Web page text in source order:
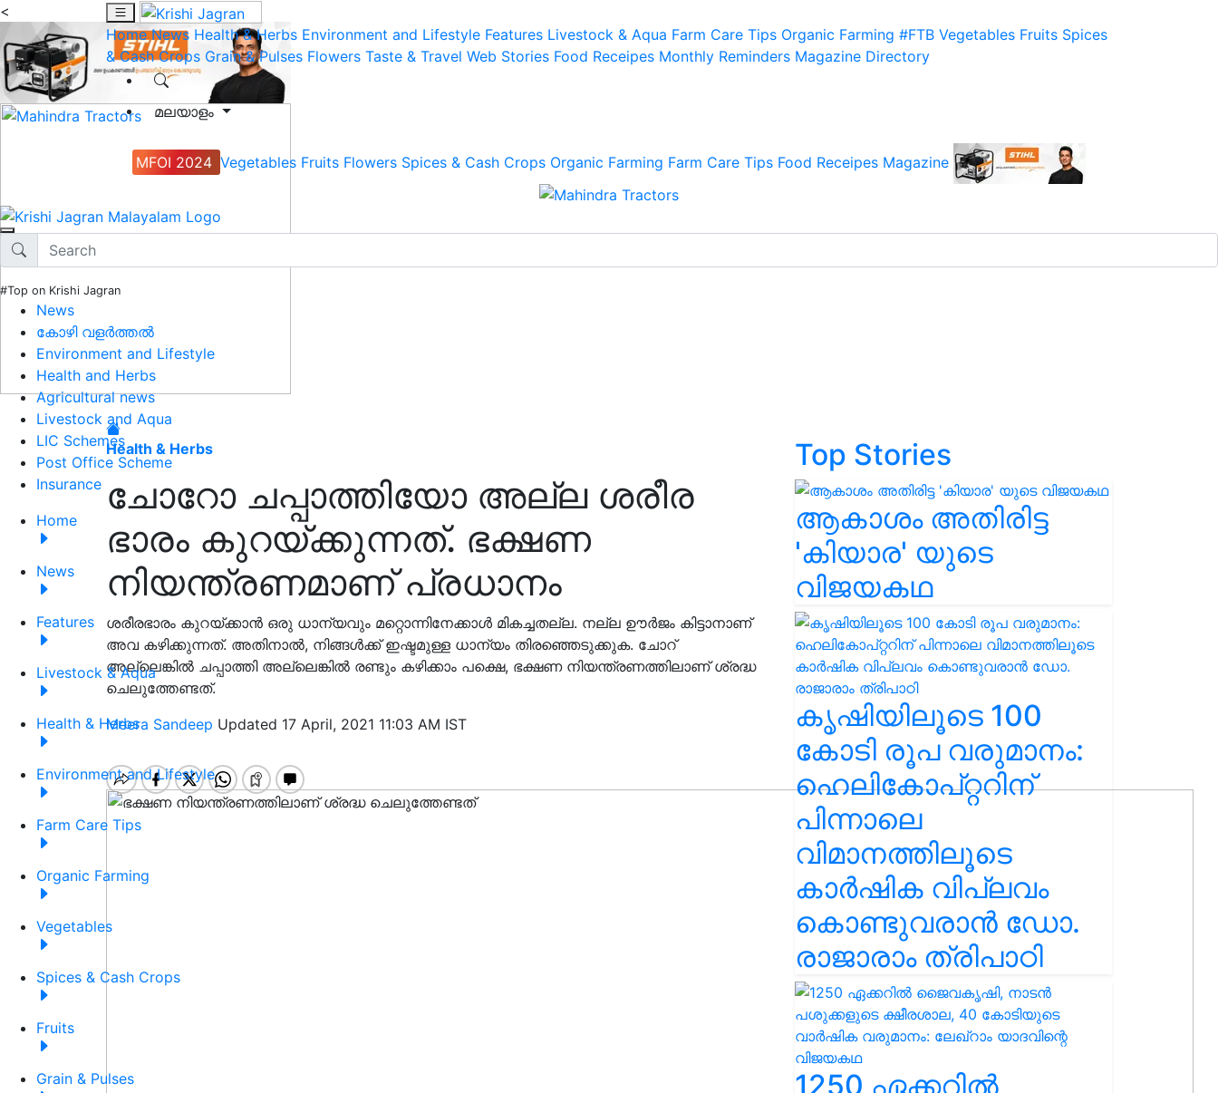
<
Home News Health & Herbs Environment and Lifestyle Features Livestock & Aqua Farm Care Tips Organic Farming #FTB Vegetables Fruits Spices
& Cash Crops Grain & Pulses Flowers Taste & Travel Web Stories Food Receipes Monthly Reminders Magazine Directory
മലയാളം
MFOI 2024 Vegetables Fruits Flowers Spices & Cash Crops Organic Farming Farm Care Tips Food Receipes Magazine
#Top on Krishi Jagran
News
കോഴി വളർത്തൽ
Environment and Lifestyle
Health and Herbs
Agricultural news
Livestock and Aqua
LIC Schemes
Post Office Scheme
Insurance
Home
News
Features
Livestock & Aqua
Health & Herbs
Environment and Lifestyle
Farm Care Tips
Organic Farming
Vegetables
Spices & Cash Crops
Fruits
Grain & Pulses
Health & Herbs
ചോറോ ചപ്പാത്തിയോ അല്ല ശരീര
ഭാരം കുറയ്ക്കുന്നത്. ഭക്ഷണ
നിയന്ത്രണമാണ് പ്രധാനം
ശരീരഭാരം കുറയ്ക്കാൻ ഒരു ധാന്യവും മറ്റൊന്നിനേക്കാൾ മികച്ചതല്ല. നല്ല ഊർജം കിട്ടാനാണ്
അവ കഴിക്കുന്നത്. അതിനാൽ, നിങ്ങൾക്ക് ഇഷ്ടമുള്ള ധാന്യം തിരഞ്ഞെടുക്കുക. ചോറ്
അല്ലെങ്കിൽ ചപ്പാത്തി അല്ലെങ്കിൽ രണ്ടും കഴിക്കാം പക്ഷെ, ഭക്ഷണ നിയന്ത്രണത്തിലാണ് ശ്രദ്ധ
ചെലുത്തേണ്ടത്.
Meera Sandeep Updated 17 April, 2021 11:03 AM IST
Top Stories
ആകാശം അതിരിട്ട
'കിയാര' യുടെ
വിജയകഥ
കൃഷിയിലൂടെ 100
കോടി രൂപ വരുമാനം:
ഹെലികോപ്റ്ററിന്
പിന്നാലെ
വിമാനത്തിലൂടെ
കാർഷിക വിപ്ലവം
കൊണ്ടുവരാൻ ഡോ.
രാജാരാം ത്രിപാഠി
1250 ഏക്കറിൽ